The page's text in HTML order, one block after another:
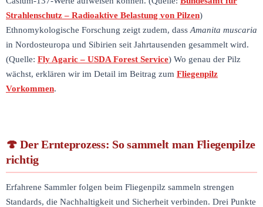
Strahlenschutz – Radioaktive Belastung von Pilzen)
Ethnomykologische Forschung zeigt zudem, dass Amanita muscaria
in Nordosteuropa und Sibirien seit Jahrtausenden gesammelt wird.
(Quelle: Fly Agaric – USDA Forest Service) Wo genau der Pilz
wächst, erklären wir im Detail im Beitrag zum Fliegenpilz
Vorkommen.
Der Ernteprozess: So sammelt man Fliegenpilze
richtig
Erfahrene Sammler folgen beim Fliegenpilz sammeln strengen
Standards, die Nachhaltigkeit und Sicherheit verbinden. Drei Punkte